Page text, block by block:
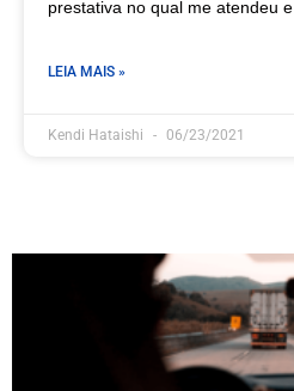
prestativa no qual me atendeu e
LEIA MAIS »
Kendi Hataishi 06/23/2021